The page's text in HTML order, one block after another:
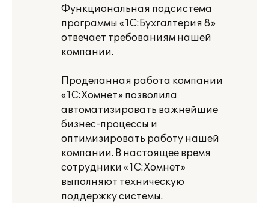
Функциональная подсистема
программы «1С:Бухгалтерия 8»
отвечает требованиям нашей
компании.
Проделанная работа компании
«1С:Хомнет» позволила
автоматизировать важнейшие
бизнес-процессы и
оптимизировать работу нашей
компании. В настоящее время
сотрудники «1С:Хомнет»
выполняют техническую
поддержку системы.